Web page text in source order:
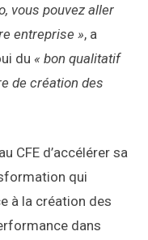
vous pouvez aller
entreprise », a
du « bon qualitatif
de création des
CFE d’accélérer sa
qui
à la création des
dans